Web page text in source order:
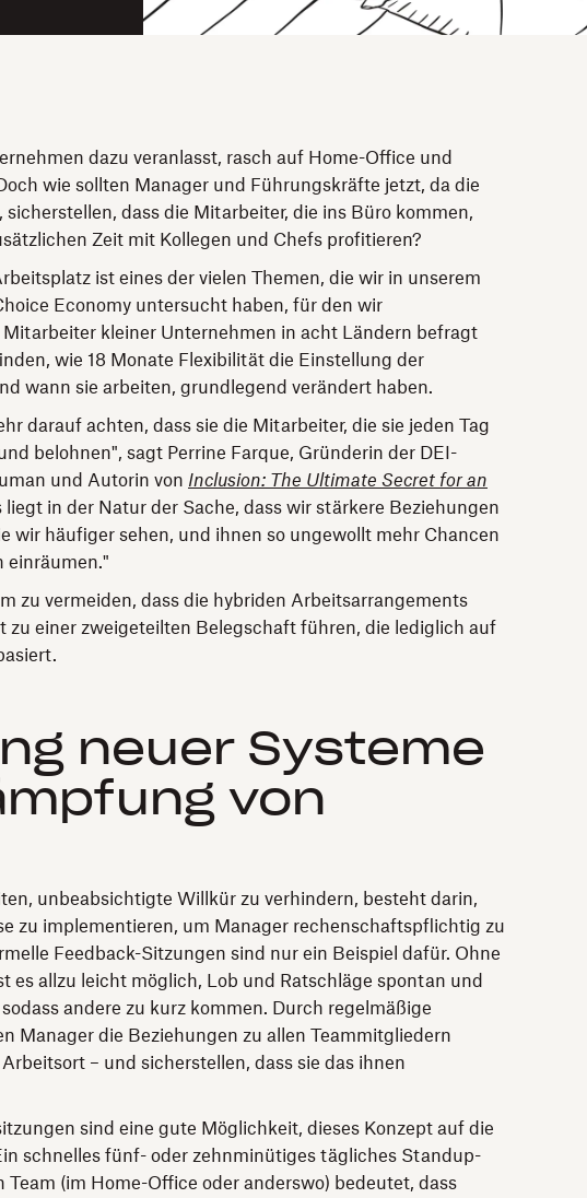
dazu veranlasst, rasch auf Home-Office und
wie sollten Manager und Führungskräfte jetzt, da die
dass die Mitarbeiter, die ins Büro kommen,
Zeit mit Kollegen und Chefs profitieren?
ist eines der vielen Themen, die wir in unserem
Economy untersucht haben, für den wir
kleiner Unternehmen in acht Ländern befragt
wie 18 Monate Flexibilität die Einstellung der
wann sie arbeiten, grundlegend verändert haben.
darauf achten, dass sie die Mitarbeiter, die sie jeden Tag
belohnen", sagt Perrine Farque, Gründerin der DEI-
und Autorin von Inclusion: The Ultimate Secret for an
liegt in der Natur der Sache, dass wir stärkere Beziehungen
wir häufiger sehen, und ihnen so ungewollt mehr Chancen
einräumen."
zu vermeiden, dass die hybriden Arbeitsarrangements
zu einer zweigeteilten Belegschaft führen, die lediglich auf
neuer Systeme
von
unbeabsichtigte Willkür zu verhindern, besteht darin,
zu implementieren, um Manager rechenschaftspflichtig zu
Feedback-Sitzungen sind nur ein Beispiel dafür. Ohne
es allzu leicht möglich, Lob und Ratschläge spontan und
andere zu kurz kommen. Durch regelmäßige
Manager die Beziehungen zu allen Teammitgliedern
– und sicherstellen, dass sie das ihnen
sind eine gute Möglichkeit, dieses Konzept auf die
schnelles fünf- oder zehnminütiges tägliches Standup-
(im Home-Office oder anderswo) bedeutet, dass